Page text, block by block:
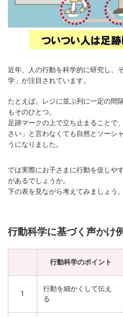
近年、人の行動を科学的に研究し、
学」が注目されています。
たとえば、レジに並ぶ列に一定の間
もそのひとつ。
足跡マークの上で立ち止まることで
さい」と言わなくても自然とソーシ
うになりました。
では実際にお子さまに行動を促しや
があるでしょうか。
下の表を見ながら考えてみましょう。
行動科学に基づく声かけ
行動科学のポイント
1
行動を細かくして伝え
る